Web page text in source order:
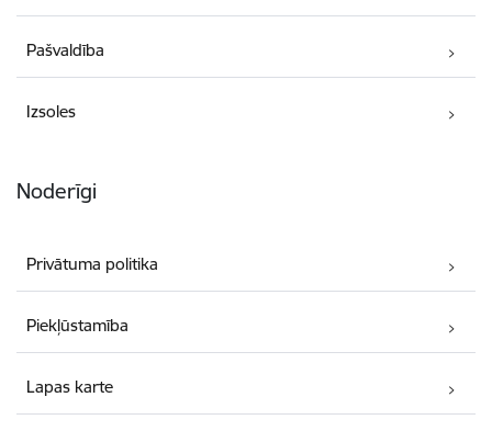
Pašvaldība
Izsoles
Noderīgi
Privātuma politika
Piekļūstamība
Lapas karte